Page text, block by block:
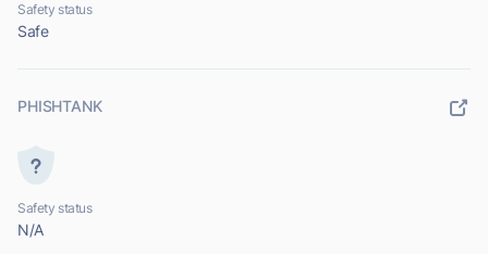
Safety status
Safe
PHISHTANK
Safety status
N/A